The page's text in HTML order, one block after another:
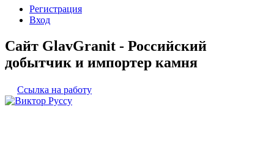
Регистрация
Вход
Сайт GlavGranit - Российский
добытчик и импортер камня
Ссылка на работу